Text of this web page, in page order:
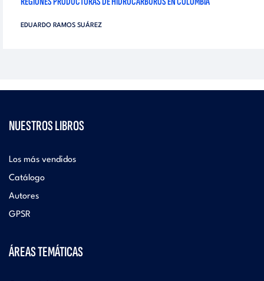
EDUARDO RAMOS SUÁREZ
NUESTROS LIBROS
Los más vendidos
Catálogo
Autores
GPSR
ÁREAS TEMÁTICAS